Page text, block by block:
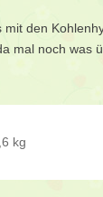
den
mal noch was
kg